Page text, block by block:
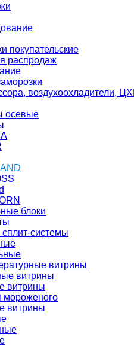
покупательские
распродаж
воздухоохладители,
осевые
блоки
системы
витрины
витрины
витрины
мороженого
витрины